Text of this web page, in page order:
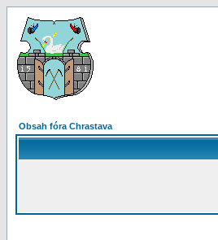
Obsah fóra Chrastava